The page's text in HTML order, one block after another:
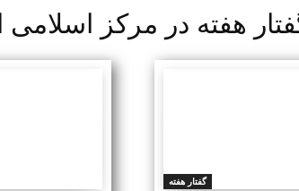
هفته در مرکز اسلامی
گفتار هفته